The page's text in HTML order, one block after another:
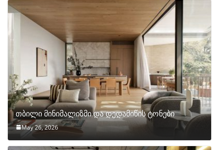
თბილი მინიმალიზმი და დედამიწის ტონები
May 26, 2026